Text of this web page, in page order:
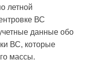
летной
ВС
данные обо
ВС, которые
массы.